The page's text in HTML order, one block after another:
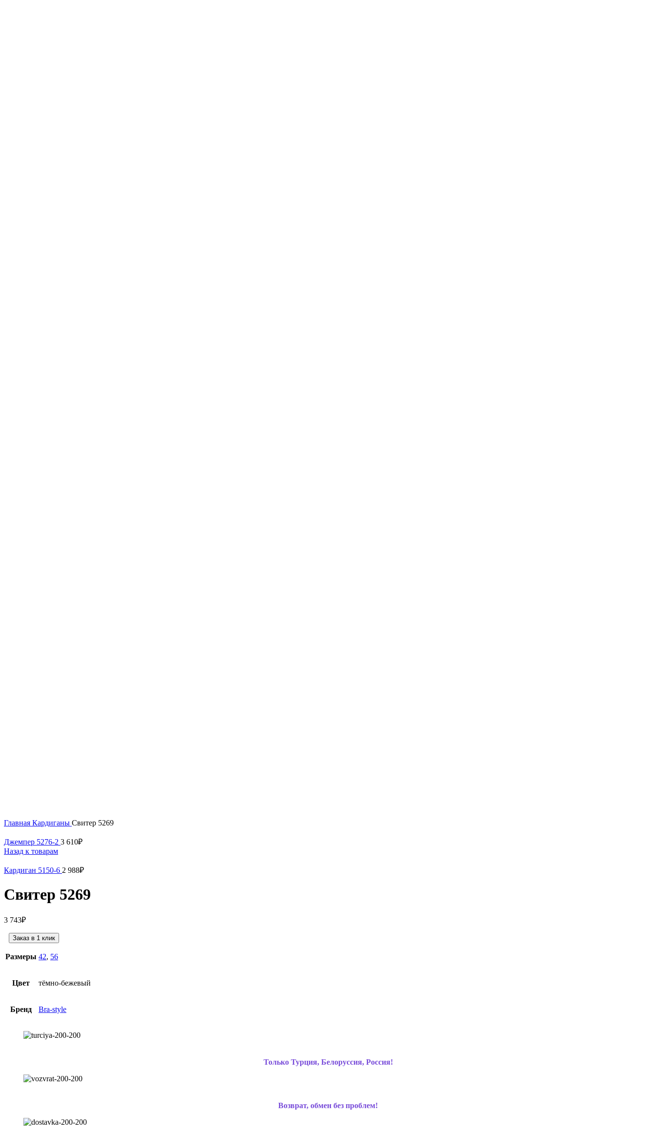
Главная Кардиганы Свитер 5269
Джемпер 5276-2 3 610₽
Назад к товарам
Кардиган 5150-6 2 988₽
Свитер 5269
3 743₽
Заказ в 1 клик
Размеры 42, 56
Цвет тёмно-бежевый
Бренд Bra-style
Только Турция, Белоруссия, Россия!
Возврат, обмен без проблем!